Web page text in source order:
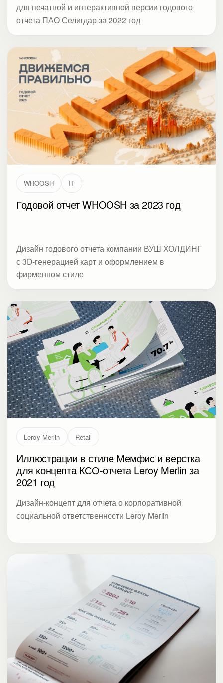
WHOOSH IT
Годовой отчет WHOOSH за 2023 год
фирменном стиле
Leroy Merlin Retail
Иллюстрации в стиле Мемфис и верстка
для концепта КСО-отчета Leroy Merlin за
2021 год
социальной ответственности Leroy Merlin
Taxology Право
Инфографика «Ключевые факты о
Taxology»